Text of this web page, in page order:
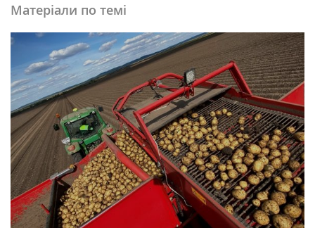
Матеріали по темі